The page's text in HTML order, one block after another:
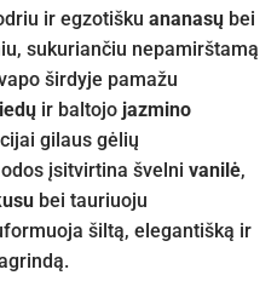
ir egzotišku ananasų bei
sukuriančiu nepamirštamą
širdyje pamažu
ir baltojo jazmino
gilaus gėlių
įsitvirtina švelni vanilė,
bei tauriuoju
šiltą, elegantišką ir